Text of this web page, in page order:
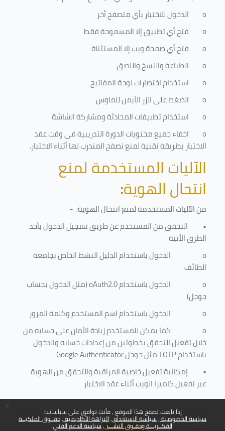
إذا تابعت تصفح هذا الموقع ، فأنت توافق على سياساتنا:
سياسة الخصوصية سياسة الاستخدام النزاهة الأكاديمية حقــوق الملكيــة
الفكــريـــة وحقـوق النشـــر سياسة الدعم الفني
o
الدخول للاختبار بأي متصفح أخر
o
فتح أي تطبيق إلا المسموحة فقط
o
فتح أي صفحة ويب إلا المستثناة
o
الطباعة والنسخ واللصق
o
استخدام اختصارات لوحة المفاتيح
o
الضغط على الزر الأيمن للماوس
o
استخدام تطبيقات المحادثة ومشاركة الشاشة
o
اخفاء جميع محتويات الدورة التدريبية في وقت عقد
الاختبار بطريقة تقنية لمنع تصفح المتدرب لها أثناء الاختبار.
الآليات المستخدمة لمنع
انتحال الهوية:
من الآليات المستخدمة لمنعانتحال الهوية: -
• التحقق من المستخدم عن طريق تسجيل الدخول بأحد
الطرق الأتية
o
الدخول باستخدام الدليل النشط الخاص بجامعة
الطائف
o
الدخول باستخدامoAuth2.0(مثل الدخول بحساب
جوجل)
o
الدخول باستخدام اسم المستخدم وكلمة المرور
o
كما يمكن للمستخدم زيادة الأمان على حسابه من
خلال تفعيل التحقق بخطوتين من إعدادات حسابه والدخول
باستخدامTOTPمثل جوجلGoogle Authenticator
• إمكانية تفعيل خاصية المراقبة والتحقق من الهوية
عبر تفعيل كاميرا الويب أثناء عقد الاختبار